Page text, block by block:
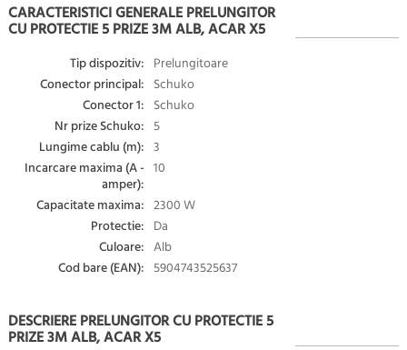
CARACTERISTICI GENERALE PRELUNGITOR
CU PROTECTIE 5 PRIZE 3M ALB, ACAR X5
Tip dispozitiv: Prelungitoare
Conector principal: Schuko
Conector 1: Schuko
Nr prize Schuko: 5
Lungime cablu (m): 3
Incarcare maxima (A -
amper):
10
Capacitate maxima: 2300 W
Protectie: Da
Culoare: Alb
Cod bare (EAN): 5904743525637
DESCRIERE PRELUNGITOR CU PROTECTIE 5
PRIZE 3M ALB, ACAR X5